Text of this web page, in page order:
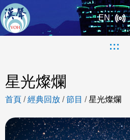
EN
:::
星光燦爛
首頁 /經典回放 /節目 /星光燦爛